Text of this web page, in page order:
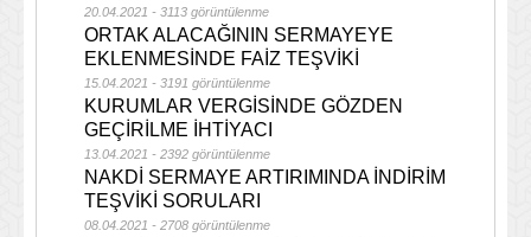
20.04.2021 - 3113 görüntülenme
ORTAK ALACAĞININ SERMAYEYE
EKLENMESİNDE FAİZ TEŞVİKİ
15.04.2021 - 3191 görüntülenme
KURUMLAR VERGİSİNDE GÖZDEN
GEÇİRİLME İHTİYACI
13.04.2021 - 2392 görüntülenme
NAKDİ SERMAYE ARTIRIMINDA İNDİRİM
TEŞVİKİ SORULARI
08.04.2021 - 2708 görüntülenme